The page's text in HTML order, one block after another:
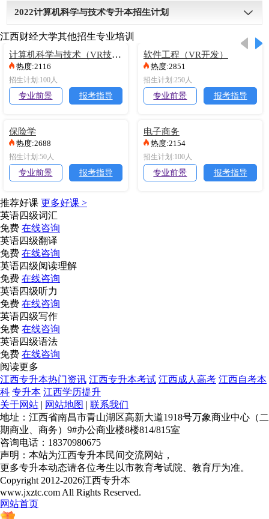
院
江西工程学院 100 查看详细>>
南昌理工学院
景德镇艺术职业大学 查看详细>>
学院
江西财经大学现代经 查看详细>>
景德镇学院
江西师范大学科学技
术学院
赣南师范大学科技学
院
南昌师范学院
宜春学院
赣东学院 100 查看详细>>
南昌航空大学
南昌航空大学 200
井冈山大学 120
南昌交通学院 160
南昌大学共青学院
学校名称 招生计划
南昌理工学院 230
江西工程学院 查看详细>>
江西财经大学现代经
济管理学院
宜春学院
江西师范大学科学技
术学院
东华理工大学
东华理工大学
南昌应用技术师范学
院
南昌航空大学
江西农业大学南昌商
学院
南昌交通学院
南昌航空大学科技学
院
景德镇学院
赣南师范大学科技学
院
48 查看详细>>
2022计算机科学与技术专升本招生计划
学校名称 招生计划
南昌师范学院
华东交通大学 查看详细>>
东华理工大学
江西理工大学 查看详细>>
上饶师范学院
江西财经大学现代经
济管理学院
南昌航空大学科技学
院
赣南师范大学科技学
院
江西农业大学南昌商
学院
122 (66) 查看详细>>
江西师范大学科学技
术学院
42
南昌理工学院 230
江西科技学院
江西财经大学其他招生专业培训
计算机科学与技术（VR技术）
热度:2116
招生计划:100人
专业前景 报考指导
软件工程（VR开发）
热度:2851
招生计划:250人
专业前景 报考指导
保险学
热度:2688
招生计划:50人
专业前景 报考指导
电子商务
热度:2154
招生计划:100人
专业前景 报考指导
推荐好课 更多好课 >
英语四级词汇
免费 在线咨询
英语四级翻译
免费 在线咨询
英语四级阅读理解
免费 在线咨询
英语四级听力
免费 在线咨询
英语四级写作
免费 在线咨询
英语四级语法
免费 在线咨询
阅读更多
江西专升本热门资讯 江西专升本考试 江西成人高考 江西自考本
科 专升本 江西学历提升
关于网站 | 网站地图 | 联系我们
地址：江西省南昌市青山湖区高新大道1918号万象商业中心（二
期商业、商务）9#办公商业楼8楼814/815室
咨询电话：18370980675
声明：本站为江西专升本民间交流网站，
更多专升本动态请各位考生以市教育考试院、教育厅为准。
Copyright 2012-2026江西专升本
www.jxztc.com All Rights Reserved.
网站首页